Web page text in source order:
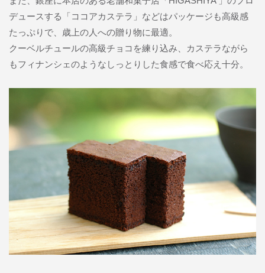
デュースする「ココアカステラ」などはパッケージも高級感
たっぷりで、歳上の人への贈り物に最適。
クーベルチュールの高級チョコを練り込み、カステラながら
もフィナンシェのようなしっとりした食感で食べ応え十分。